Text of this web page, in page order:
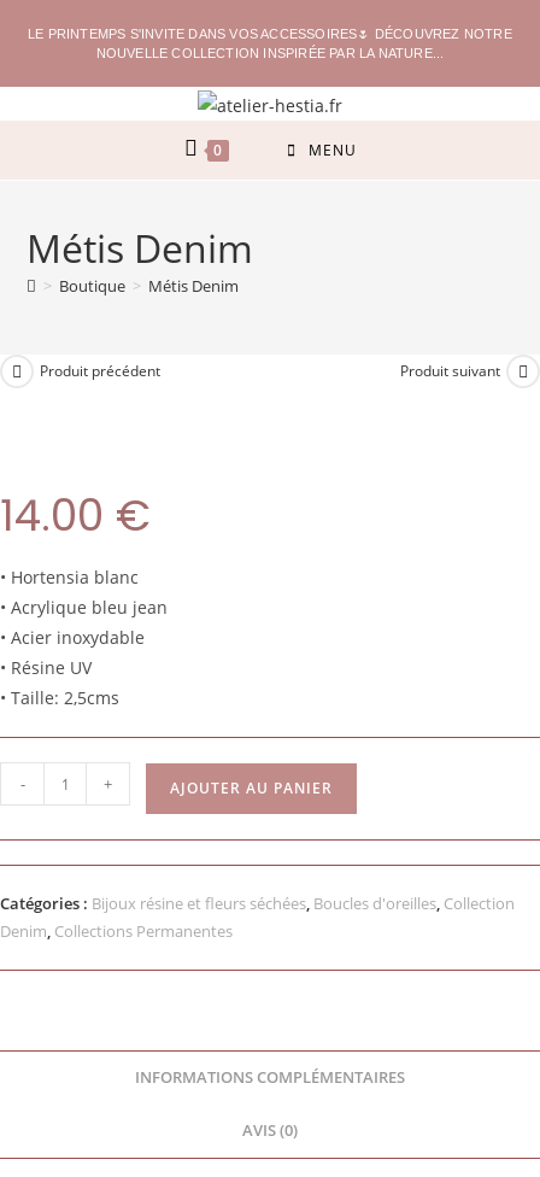
LE PRINTEMPS S'INVITE DANS VOS ACCESSOIRES🌷 DÉCOUVREZ NOTRE
NOUVELLE COLLECTION INSPIRÉE PAR LA NATURE...
0 MENU
Métis Denim
> Boutique > Métis Denim
Produit précédent Produit suivant
14.00 €
• Hortensia blanc
• Acrylique bleu jean
• Acier inoxydable
• Résine UV
• Taille: 2,5cms
- + AJOUTER AU PANIER
Catégories : Bijoux résine et fleurs séchées, Boucles d'oreilles, Collection
Denim, Collections Permanentes
INFORMATIONS COMPLÉMENTAIRES
AVIS (0)